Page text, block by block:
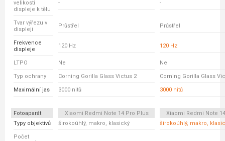
velikosti
displeje k tělu
- -
Tvar výřezu v
displeji
Průstřel Průstřel
Frekvence
displeje
120 Hz 120 Hz
LTPO Ne Ne
Typ ochrany Corning Gorilla Glass Victus 2 Corning Gorilla Glass
Maximální jas 3000 nitů 3000 nitů
Fotoaparát Xiaomi Redmi Note 14 Pro Plus
Xiaomi Redmi Note
Typy objektivů
širokoúhlý, makro, klasický širokoúhlý, makro,
Počet